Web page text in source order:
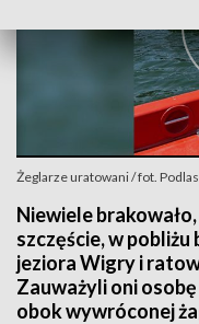
Żeglarze uratowani / fot.
Niewiele
szczęście, w
jeziora Wigry i
Zauważyli oni
obok wywróconej